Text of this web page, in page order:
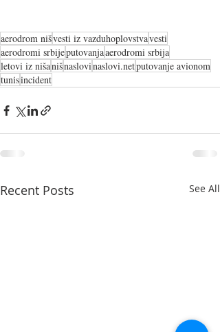
aerodrom nišvesti iz vazduhoplovstvavesti
aerodromi srbijeputovanjaaerodromi srbija
letovi iz nišanišnaslovinaslovi.netputovanje avionom
tunisincident
Recent Posts See All